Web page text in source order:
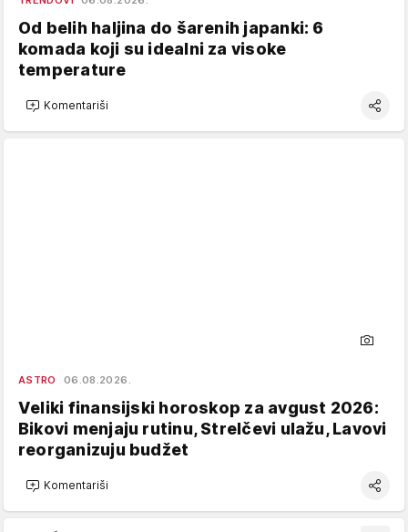
Od belih haljina do šarenih japanki: 6
komada koji su idealni za visoke
temperature
Komentariši
ASTRO 06.08.2026.
Veliki finansijski horoskop za avgust 2026:
Bikovi menjaju rutinu, Strelčevi ulažu, Lavovi
reorganizuju budžet
Komentariši